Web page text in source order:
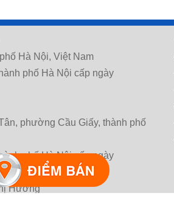
Hà Nội, Việt Nam
phố Hà Nội cấp ngày
phường Cầu Giấy, thành phố
phố Hà Nội cấp ngày
Hường